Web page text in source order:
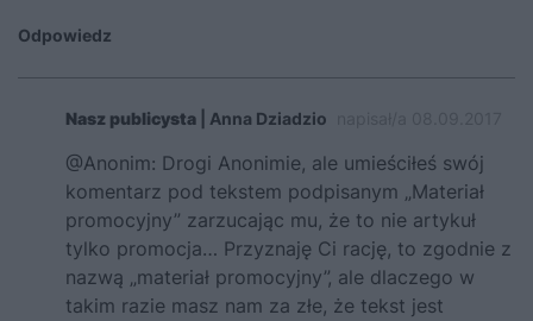
Odpowiedz
Nasz publicysta | Anna Dziadzio
@Anonim: Drogi Anonimie, ale umieściłeś swój
komentarz pod tekstem podpisanym „Materiał
promocyjny” zarzucając mu, że to nie artykuł
tylko promocja… Przyznaję Ci rację, to zgodnie z
nazwą „materiał promocyjny”, ale dlaczego w
takim razie masz nam za złe, że tekst jest